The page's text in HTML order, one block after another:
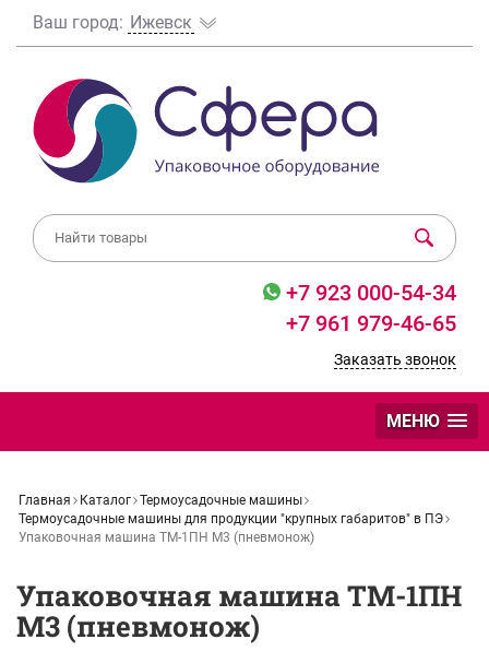
Ваш город: Ижевск
+7 923 000-54-34
+7 961 979-46-65
Заказать звонок
МЕНЮ
Главная Каталог Термоусадочные машины
Термоусадочные машины для продукции "крупных габаритов" в ПЭ
Упаковочная машина ТМ-1ПН М3 (пневмонож)
Упаковочная машина ТМ-1ПН
М3 (пневмонож)